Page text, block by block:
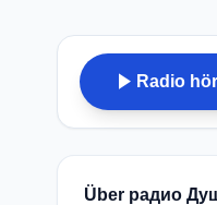
play_arrow Radio
Über радио